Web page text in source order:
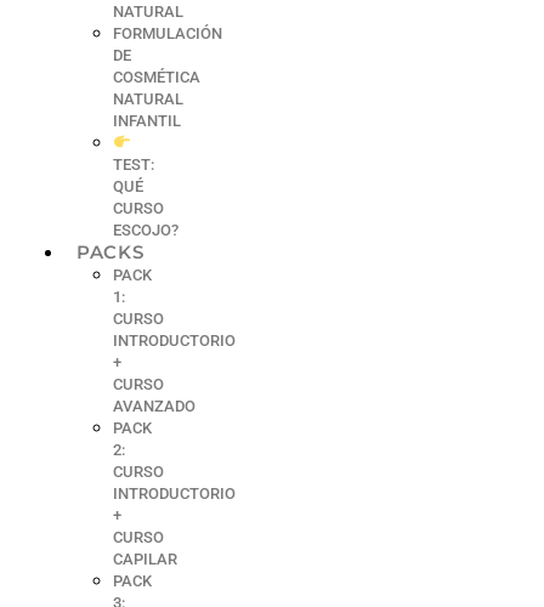
NATURAL
FORMULACIÓN
DE
COSMÉTICA
NATURAL
INFANTIL
TEST:
QUÉ
CURSO
ESCOJO?
PACKS
PACK
1:
CURSO
INTRODUCTORIO
+
CURSO
AVANZADO
PACK
2:
CURSO
INTRODUCTORIO
+
CURSO
CAPILAR
PACK
3: